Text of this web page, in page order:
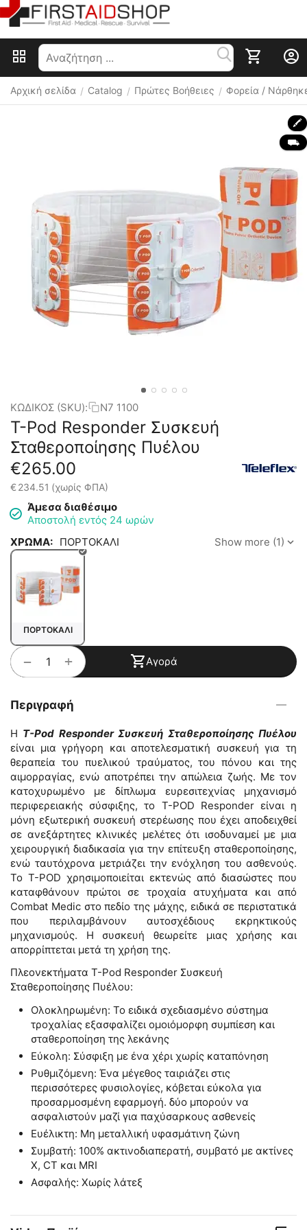
Αρχική σελίδα / Catalog / Πρώτες Βοήθειες / Φορεία /
🖍
⛟
ΚΩΔΙΚΟΣ (SKU): N7 1100
T-Pod Responder Συσκευή
Σταθεροποίησης Πυέλου
€265.00
€234.51 (χωρίς ΦΠΑ)
Άμεσα διαθέσιμο
Αποστολή εντός 24 ωρών
ΧΡΩΜΑ: ΠΟΡΤΟΚΑΛΙ Show more (1)
ΠΟΡΤΟΚΑΛΙ
+
− Αγορά
Περιγραφή
Η T-Pod Responder Συσκευή Σταθεροποίησης Πυέλου
είναι μια γρήγορη και αποτελεσματική συσκευή για τη
θεραπεία του πυελικού τραύματος, του πόνου και της
αιμορραγίας, ενώ αποτρέπει την απώλεια ζωής. Με τον
κατοχυρωμένο με δίπλωμα ευρεσιτεχνίας μηχανισμό
περιφερειακής σύσφιξης, το T-POD Responder είναι η
μόνη εξωτερική συσκευή στερέωσης που έχει αποδειχθεί
σε ανεξάρτητες κλινικές μελέτες ότι ισοδυναμεί με μια
χειρουργική διαδικασία για την επίτευξη σταθεροποίησης,
ενώ ταυτόχρονα μετριάζει την ενόχληση του ασθενούς.
Το T-POD χρησιμοποιείται εκτενώς από διασώστες που
καταφθάνουν πρώτοι σε τροχαία ατυχήματα και από
Combat Μedic στο πεδίο της μάχης, ειδικά σε περιστατικά
που περιλαμβάνουν αυτοσχέδιους εκρηκτικούς
μηχανισμούς. H συσκευή θεωρείτε μιας χρήσης και
απορρίπτεται μετά τη χρήση της.
Πλεονεκτήματα T-Pod Responder Συσκευή
Σταθεροποίησης Πυέλου:
Ολοκληρωμένη: Το ειδικά σχεδιασμένο σύστημα
τροχαλίας εξασφαλίζει ομοιόμορφη συμπίεση και
σταθεροποίηση της λεκάνης
Εύκολη: Σύσφιξη με ένα χέρι χωρίς καταπόνηση
Ρυθμιζόμενη: Ένα μέγεθος ταιριάζει στις
περισσότερες φυσιολογίες, κόβεται εύκολα για
προσαρμοσμένη εφαρμογή. δύο μπορούν να
ασφαλιστούν μαζί για παχύσαρκους ασθενείς
Ευέλικτη: Μη μεταλλική υφασμάτινη ζώνη
Συμβατή: 100% ακτινοδιαπερατή, συμβατό με ακτίνες
Χ, CT και MRI
Ασφαλής: Χωρίς λάτεξ